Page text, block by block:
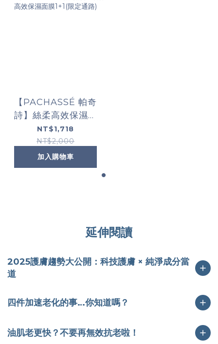
【PACHASSÉ 帕奇
詩】絲柔高效保濕面
膜1+1(限定通路)
NT$1,718
NT$2,000
加入購物車
延伸閱讀
2025護膚趨勢大公開：科技護膚 × 純淨成分當
道
四件加速老化的事…你知道嗎？
油肌老更快？不要再無效抗老啦！